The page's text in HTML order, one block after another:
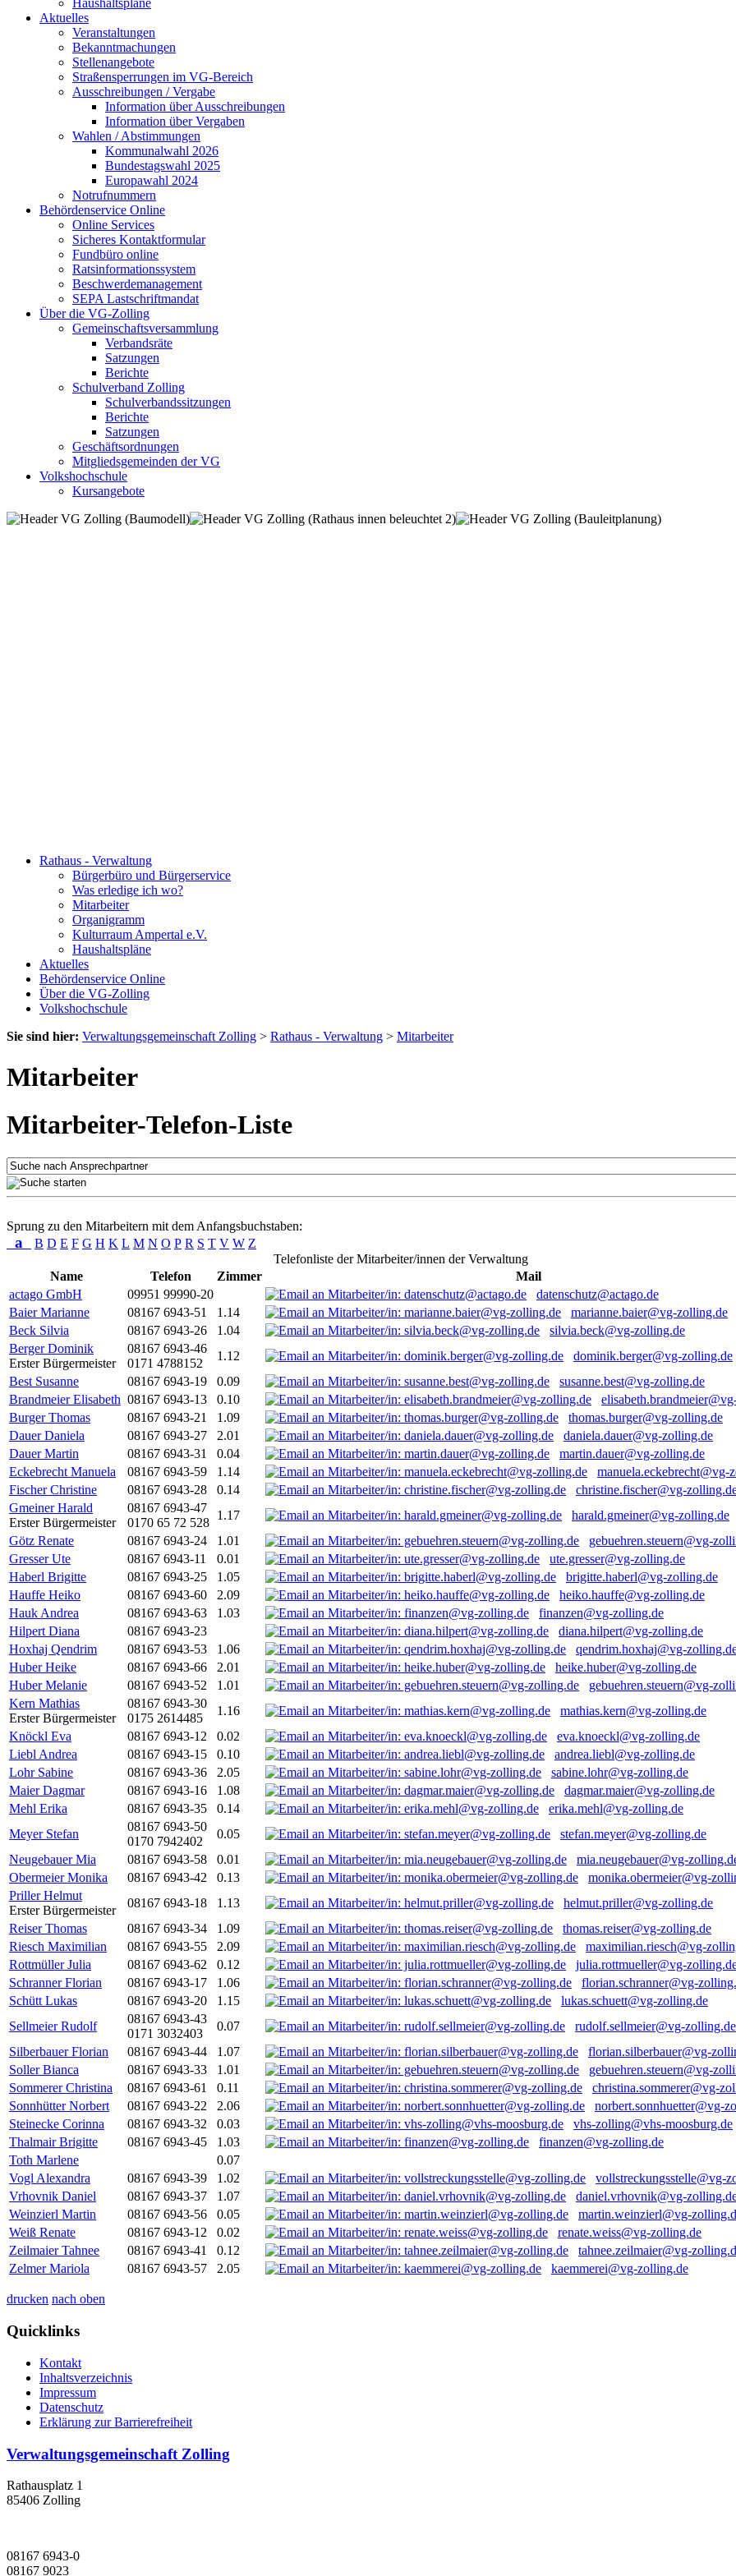
Haushaltspläne
Aktuelles
Veranstaltungen
Bekanntmachungen
Stellenangebote
Straßensperrungen im VG-Bereich
Ausschreibungen / Vergabe
Information über Ausschreibungen
Information über Vergaben
Wahlen / Abstimmungen
Kommunalwahl 2026
Bundestagswahl 2025
Europawahl 2024
Notrufnummern
Behördenservice Online
Online Services
Sicheres Kontaktformular
Fundbüro online
Ratsinformationssystem
Beschwerdemanagement
SEPA Lastschriftmandat
Über die VG-Zolling
Gemeinschaftsversammlung
Verbandsräte
Satzungen
Berichte
Schulverband Zolling
Schulverbandssitzungen
Berichte
Satzungen
Geschäftsordnungen
Mitgliedsgemeinden der VG
Volkshochschule
Kursangebote
Rathaus - Verwaltung
Bürgerbüro und Bürgerservice
Was erledige ich wo?
Mitarbeiter
Organigramm
Kulturraum Ampertal e.V.
Haushaltspläne
Aktuelles
Behördenservice Online
Über die VG-Zolling
Volkshochschule
Sie sind hier: Verwaltungsgemeinschaft Zolling > Rathaus - Verwaltung > Mitarbeiter
Mitarbeiter
Mitarbeiter-Telefon-Liste
Sprung zu den Mitarbeitern mit dem Anfangsbuchstaben:
a B D E F G H K L M N O P R S T V W Z
Telefonliste der Mitarbeiter/innen der Verwaltung
Name
Telefon Zimmer
Mail
actago GmbH
09951 99990-20
datenschutz@actago.de
Baier Marianne
08167 6943-51 1.14
marianne.baier@vg-zolling.de
Beck Silvia
08167 6943-26 1.04
silvia.beck@vg-zolling.de
Berger Dominik
Erster Bürgermeister
08167 6943-46
0171 4788152
1.12
dominik.berger@vg-zolling.de
Best Susanne
08167 6943-19 0.09
susanne.best@vg-zolling.de
Brandmeier Elisabeth 08167 6943-13 0.10
Burger Thomas
08167 6943-21 1.09
thomas.burger@vg-zolling.de
Dauer Daniela
08167 6943-27 2.01
daniela.dauer@vg-zolling.de
Dauer Martin
08167 6943-31 0.04
martin.dauer@vg-zolling.de
Eckebrecht Manuela
08167 6943-59 1.14
manuela.eckebrecht@vg-
Fischer Christine
08167 6943-28 0.14
christine.fischer@vg-
Gmeiner Harald
Erster Bürgermeister
08167 6943-47
0170 65 72 528
1.17
harald.gmeiner@vg-zolling.de
Götz Renate
08167 6943-24 1.01
gebuehren.steuern@vg-
Gresser Ute
08167 6943-11 0.01
ute.gresser@vg-zolling.de
Haberl Brigitte
08167 6943-25 1.05
brigitte.haberl@vg-zolling.de
Hauffe Heiko
08167 6943-60 2.09
heiko.hauffe@vg-zolling.de
Hauk Andrea
08167 6943-63 1.03
finanzen@vg-zolling.de
Hilpert Diana
08167 6943-23
diana.hilpert@vg-zolling.de
Hoxhaj Qendrim
08167 6943-53 1.06
qendrim.hoxhaj@vg-
Huber Heike
08167 6943-66 2.01
heike.huber@vg-zolling.de
Huber Melanie
08167 6943-52 1.01
gebuehren.steuern@vg-
Kern Mathias
Erster Bürgermeister
08167 6943-30
0175 2614485
1.16
mathias.kern@vg-zolling.de
Knöckl Eva
08167 6943-12 0.02
eva.knoeckl@vg-zolling.de
Liebl Andrea
08167 6943-15 0.10
andrea.liebl@vg-zolling.de
Lohr Sabine
08167 6943-36 2.05
sabine.lohr@vg-zolling.de
Maier Dagmar
08167 6943-16 1.08
dagmar.maier@vg-zolling.de
Mehl Erika
08167 6943-35 0.14
erika.mehl@vg-zolling.de
Meyer Stefan
08167 6943-50
0170 7942402
0.05
stefan.meyer@vg-zolling.de
Neugebauer Mia
08167 6943-58 0.01
mia.neugebauer@vg-
Obermeier Monika
08167 6943-42 0.13
monika.obermeier@vg-
Priller Helmut
Erster Bürgermeister
08167 6943-18 1.13
helmut.priller@vg-zolling.de
Reiser Thomas
08167 6943-34 1.09
thomas.reiser@vg-zolling.de
Riesch Maximilian
08167 6943-55 2.09
maximilian.riesch@vg-
Rottmüller Julia
08167 6943-62 0.12
julia.rottmueller@vg-
Schranner Florian
08167 6943-17 1.06
florian.schranner@vg-
Schütt Lukas
08167 6943-20 1.15
lukas.schuett@vg-zolling.de
Sellmeier Rudolf
08167 6943-43
0171 3032403
0.07
rudolf.sellmeier@vg-zolling.de
Silberbauer Florian
08167 6943-44 1.07
florian.silberbauer@vg-
Soller Bianca
08167 6943-33 1.01
gebuehren.steuern@vg-
Sommerer Christina
08167 6943-61 0.11
christina.sommerer@vg-
Sonnhütter Norbert
08167 6943-22 2.06
norbert.sonnhuetter@vg-
Steinecke Corinna
08167 6943-32 0.03
vhs-zolling@vhs-moosburg.de
Thalmair Brigitte
08167 6943-45 1.03
finanzen@vg-zolling.de
Toth Marlene
0.07
Vogl Alexandra
08167 6943-39 1.02
vollstreckungsstelle@vg-
Vrhovnik Daniel
08167 6943-37 1.07
daniel.vrhovnik@vg-
Weinzierl Martin
08167 6943-56 0.05
martin.weinzierl@vg-
Weiß Renate
08167 6943-12 0.02
renate.weiss@vg-zolling.de
Zeilmaier Tahnee
08167 6943-41 0.12
tahnee.zeilmaier@vg-
Zelmer Mariola
08167 6943-57 2.05 kaemmerei@vg-zolling.de
drucken nach oben
Quicklinks
Kontakt
Inhaltsverzeichnis
Impressum
Datenschutz
Erklärung zur Barrierefreiheit
Verwaltungsgemeinschaft Zolling
Rathausplatz 1
85406 Zolling
08167 6943-0
08167 9023